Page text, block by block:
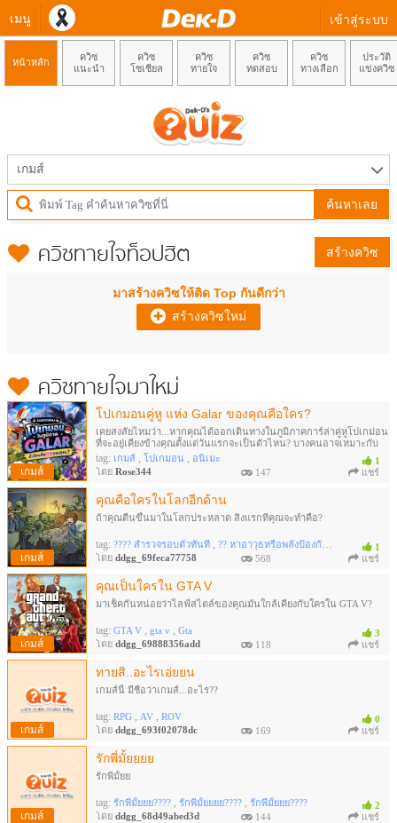
เมนู เข้าสู่ระบบ
หน้าหลัก
ควิซ
แนะนำ
ควิซ
โซเชียล
ควิซ
ทายใจ
ควิซ
ทดสอบ
ควิซ
ทางเลือก
ประวัติ
แข่งควิซ
เกมส์
สร้างควิซ
ค้นหาเลย
ควิซทายใจท็อปฮิต
มาสร้างควิซให้ติด Top กันดีกว่า
สร้างควิซใหม่
ควิซทายใจมาใหม่
โปเกมอนคู่หู แห่ง Galar ของคุณคือใคร?
1
เคยสงสัยไหมว่า...หากคุณได้ออกเดินทางในภูมิภาคการ์ล่าคู่หูโปเกม่อน
ที่จะอยู่เคียงข้างคุณตั้งแต่วันแรกจะเป็นตัวไหน? บางคนอาจเหมาะกับ
โปเกม่อนนักสู้ผู้กล้าหาญ บางคนอาจมีคู่หูที่แสนอบอุ่นและคอยปกป้อง
หรือบางทีคุณอาจได้พบโปเกม่อนลึกลับที่สะท้อนตัวตนของคุณอย่างน่า
เหลือเชื่อ!
tag: เกมส์ , โปเกมอน , อนิเมะ
โดย Rose344 147 แชร์
เกมส์
คุณคือใครในโลกอีกด้าน
1
ถ้าคุณตื่นขึ้นมาในโลกประหลาด สิ่งแรกที่คุณจะทำคือ?
tag: ???? สำรวจรอบตัวทันที , ?? หาอาวุธหรือพลังป้องกันตัว
????มอง
โดย ddgg_69feca77758 568 แชร์
เกมส์
คุณเป็นใครใน GTA V
3
มาเช็คกันหน่อยว่าไลฟ์สไตล์ของคุณมันใกล้เคียงกับใครใน GTA V?
tag: GTA V , gta v , Gta
โดย ddgg_69888356add 118 แชร์
เกมส์
ทายสิ..อะไรเอ่ยยน
0
เกมส์นี้ มีชื่อว่าเกมส์...อะไร??
tag: RPG , AV , ROV
โดย ddgg_693f02078dc 169 แชร์
เกมส์
รักพี่มั้ยยยย
2
รักพี่มั้ยย
tag: รักพี่มั้ยยย???? , รักพี่มั้ยยยย???? , รักพี่มั้ยยย????
โดย ddgg_68d49abed3d 144 แชร์
เกมส์